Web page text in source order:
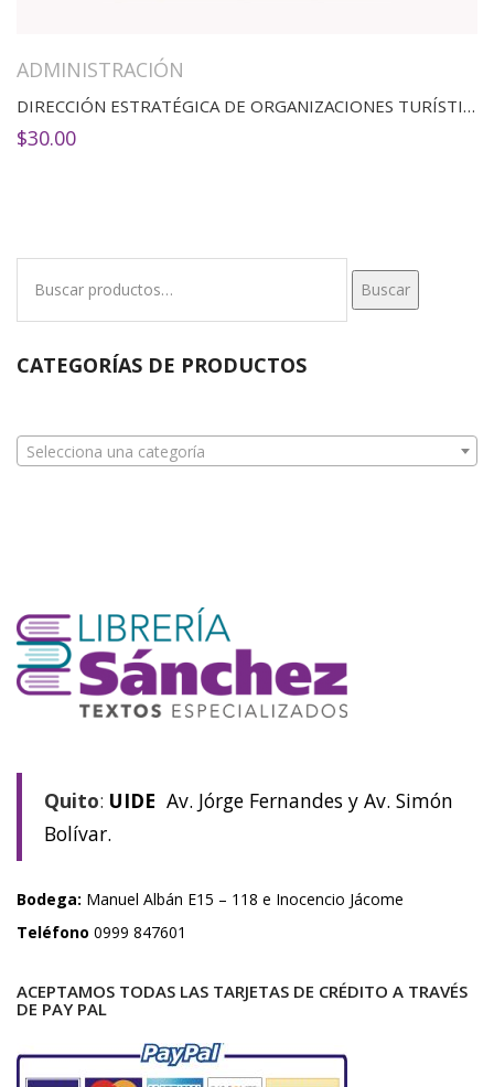
ADMINISTRACIÓN
DIRECCIÓN ESTRATÉGICA DE ORGANIZACIONES TURÍSTICAS
$30.00
Buscar
CATEGORÍAS DE PRODUCTOS
Selecciona una categoría
Quito: UIDE Av. Jórge Fernandes y Av. Simón
Bolívar.
Bodega: Manuel Albán E15 – 118 e Inocencio Jácome
Teléfono 0999 847601
ACEPTAMOS TODAS LAS TARJETAS DE CRÉDITO A TRAVÉS
DE PAY PAL